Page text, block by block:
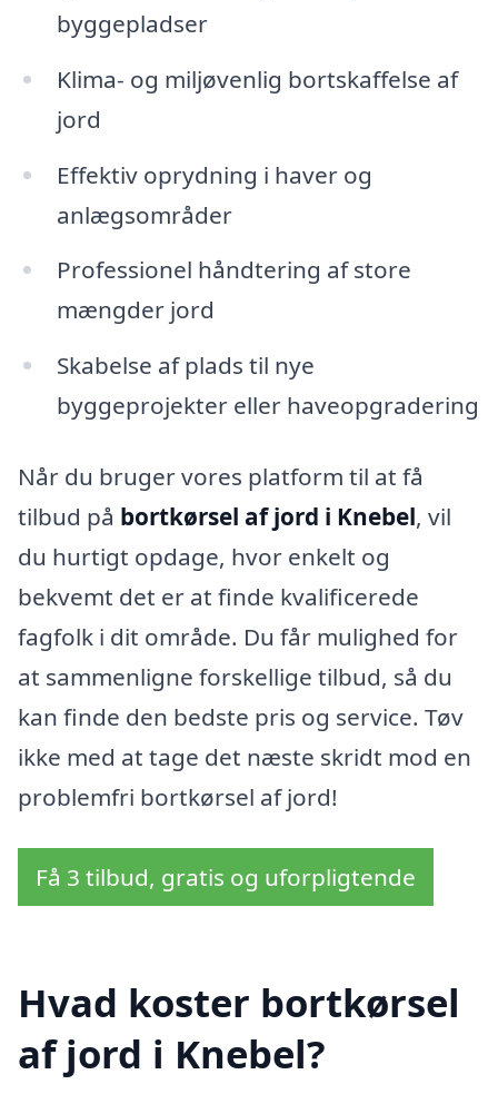
byggepladser
Klima- og miljøvenlig bortskaffelse af
jord
Effektiv oprydning i haver og
anlægsområder
Professionel håndtering af store
mængder jord
Skabelse af plads til nye
byggeprojekter eller haveopgradering
Når du bruger vores platform til at få
tilbud på bortkørsel af jord i Knebel, vil
du hurtigt opdage, hvor enkelt og
bekvemt det er at finde kvalificerede
fagfolk i dit område. Du får mulighed for
at sammenligne forskellige tilbud, så du
kan finde den bedste pris og service. Tøv
ikke med at tage det næste skridt mod en
problemfri bortkørsel af jord!
Få 3 tilbud, gratis og uforpligtende
Hvad koster bortkørsel
af jord i Knebel?